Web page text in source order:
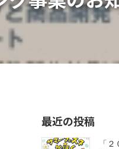
最近の投稿
「